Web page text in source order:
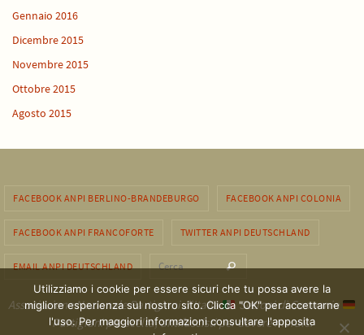
Gennaio 2016
Dicembre 2015
Novembre 2015
Ottobre 2015
Agosto 2015
FACEBOOK ANPI BERLINO-BRANDEBURGO FACEBOOK ANPI COLONIA
FACEBOOK ANPI FRANCOFORTE TWITTER ANPI DEUTSCHLAND
EMAIL ANPI DEUTSCHLAND Cerca per:
Cerca
Associazione Nazionale Partigiani d'Italia
Sezioni di Germania
Partigiani per scelta, antifascisti per dovere morale.
Utilizziamo i cookie per essere sicuri che tu possa avere la
migliore esperienza sul nostro sito. Clicca "OK" per accettarne
l'uso. Per maggiori informazioni consultare l'apposita